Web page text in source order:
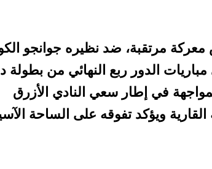
مرتقبة، ضد نظيره جوانجو
مباريات الدور ربع النهائي من بطولة
في إطار سعي النادي الأزرق
ويؤكد تفوقه على الساحة